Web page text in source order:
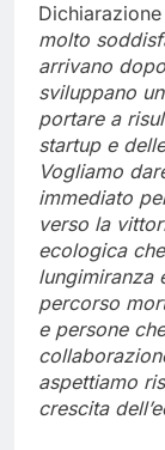
molto
arrivano
sviluppano
portare a
startup e
Vogliamo
immediato
verso la
ecologica
lungimiranza
percorso
e persone
aspettiamo
crescita